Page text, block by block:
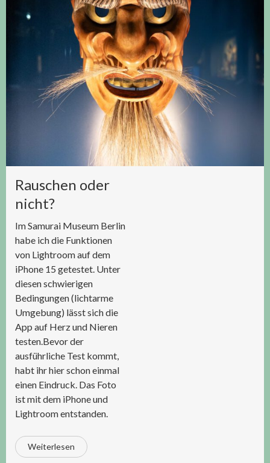
Rauschen oder
nicht?
Im Samurai Museum Berlin
habe ich die Funktionen
von Lightroom auf dem
iPhone 15 getestet. Unter
diesen schwierigen
Bedingungen (lichtarme
Umgebung) lässt sich die
App auf Herz und Nieren
testen.Bevor der
ausführliche Test kommt,
habt ihr hier schon einmal
einen Eindruck. Das Foto
ist mit dem iPhone und
Lightroom entstanden.
Weiterlesen